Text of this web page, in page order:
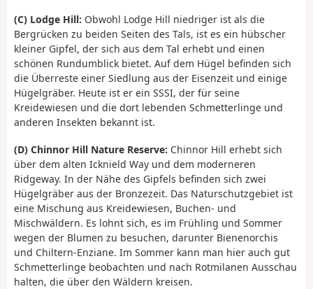
(C) Lodge Hill: Obwohl Lodge Hill niedriger ist als die
Bergrücken zu beiden Seiten des Tals, ist es ein hübscher
kleiner Gipfel, der sich aus dem Tal erhebt und einen
schönen Rundumblick bietet. Auf dem Hügel befinden sich
die Überreste einer Siedlung aus der Eisenzeit und einige
Hügelgräber. Heute ist er ein SSSI, der für seine
Kreidewiesen und die dort lebenden Schmetterlinge und
anderen Insekten bekannt ist.
(D) Chinnor Hill Nature Reserve: Chinnor Hill erhebt sich
über dem alten Icknield Way und dem moderneren
Ridgeway. In der Nähe des Gipfels befinden sich zwei
Hügelgräber aus der Bronzezeit. Das Naturschutzgebiet ist
eine Mischung aus Kreidewiesen, Buchen- und
Mischwäldern. Es lohnt sich, es im Frühling und Sommer
wegen der Blumen zu besuchen, darunter Bienenorchis
und Chiltern-Enziane. Im Sommer kann man hier auch gut
Schmetterlinge beobachten und nach Rotmilanen Ausschau
halten, die über den Wäldern kreisen.